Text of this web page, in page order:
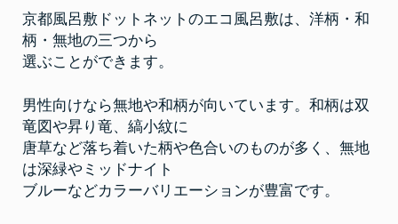
京都風呂敷ドットネットのエコ風呂敷は、洋柄・和
柄・無地の三つから
選ぶことができます。
男性向けなら無地や和柄が向いています。和柄は双
竜図や昇り竜、縞小紋に
唐草など落ち着いた柄や色合いのものが多く、無地
は深緑やミッドナイト
ブルーなどカラーバリエーションが豊富です。